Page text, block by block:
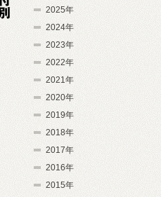
2025年
2024年
2023年
2022年
2021年
2020年
2019年
2018年
2017年
2016年
2015年